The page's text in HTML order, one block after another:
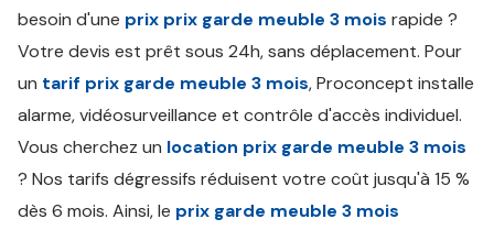
besoin d'une prix prix garde meuble 3 mois rapide ?
Votre devis est prêt sous 24h, sans déplacement. Pour
un tarif prix garde meuble 3 mois, Proconcept installe
alarme, vidéosurveillance et contrôle d'accès individuel.
Vous cherchez un location prix garde meuble 3 mois
? Nos tarifs dégressifs réduisent votre coût jusqu'à 15 %
dès 6 mois. Ainsi, le prix garde meuble 3 mois